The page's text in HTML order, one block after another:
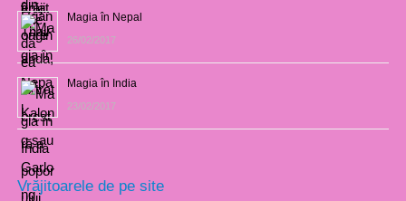
Magia în Nepal
26/02/2017
Magia în India
23/02/2017
Vrăjitoarele de pe site